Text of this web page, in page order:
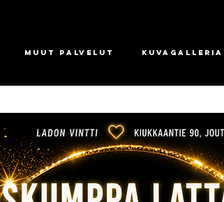
Muut palvelut Kuvagalleria